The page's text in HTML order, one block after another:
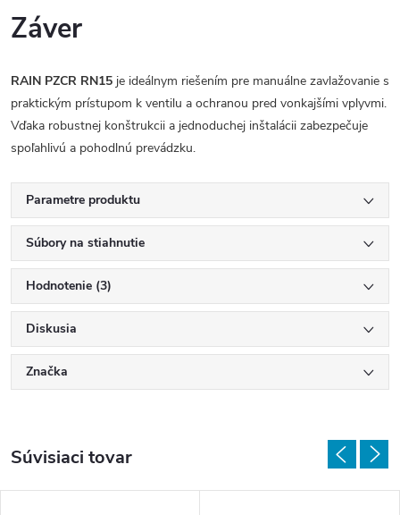
Záver
RAIN PZCR RN15 je ideálnym riešením pre manuálne zavlažovanie s
praktickým prístupom k ventilu a ochranou pred vonkajšími vplyvmi.
Vďaka robustnej konštrukcii a jednoduchej inštalácii zabezpečuje
spoľahlivú a pohodlnú prevádzku.
Parametre produktu
Súbory na stiahnutie
Hodnotenie (3)
Diskusia
Značka
Súvisiaci tovar